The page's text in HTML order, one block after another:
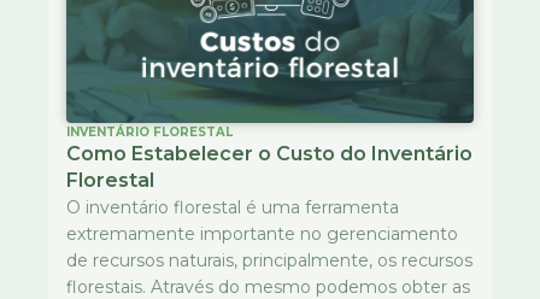
INVENTÁRIO FLORESTAL
Como Estabelecer o Custo do Inventário
Florestal
O inventário florestal é uma ferramenta
extremamente importante no gerenciamento
de recursos naturais, principalmente, os recursos
florestais. Através do mesmo podemos obter as